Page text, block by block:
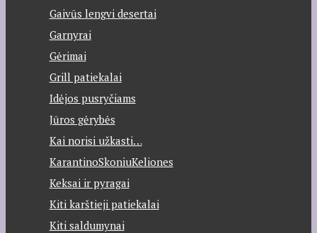
Gaivūs lengvi desertai
Garnyrai
Gėrimai
Grill patiekalai
Idėjos pusryčiams
Jūros gėrybės
Kai norisi užkasti…
KarantinoSkoniuKeliones
Keksai ir pyragai
Kiti karštieji patiekalai
Kiti saldumynai